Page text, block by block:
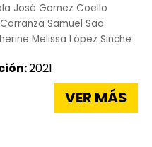
José Gomez Coello
Samuel Saa
Melissa López Sinche
2021
VER MÁS